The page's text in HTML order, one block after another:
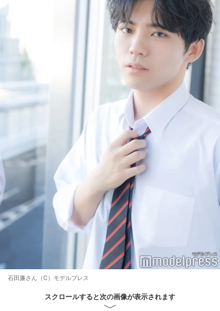
石田廉さん（C）モデルプレス
スクロールすると次の画像が表示されます